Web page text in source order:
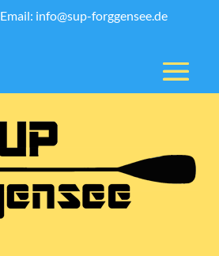
Email: info@sup-forggensee.de